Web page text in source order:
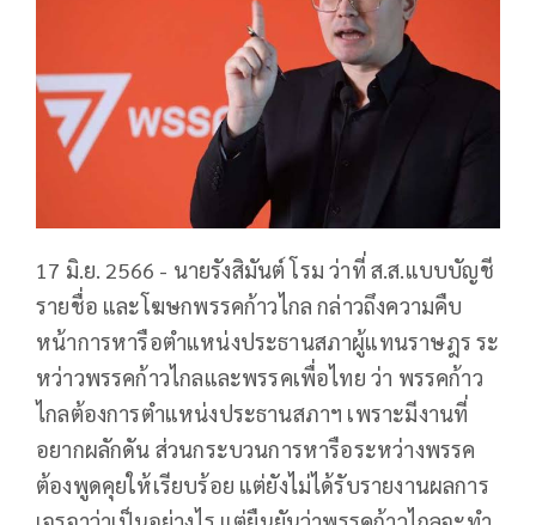
17 มิ.ย. 2566 - นายรังสิมันต์ โรม ว่าที่ ส.ส.แบบบัญชี
รายชื่อ และโฆษกพรรคก้าวไกล กล่าวถึงความคืบ
หน้าการหารือตำแหน่งประธานสภาผู้แทนราษฎร ระ
หว่าวพรรคก้าวไกลและพรรคเพื่อไทย ว่า พรรคก้าว
ไกลต้องการตำแหน่งประธานสภาฯ เพราะมีงานที่
อยากผลักดัน ส่วนกระบวนการหารือระหว่างพรรค
ต้องพูดคุยให้เรียบร้อย แต่ยังไม่ได้รับรายงานผลการ